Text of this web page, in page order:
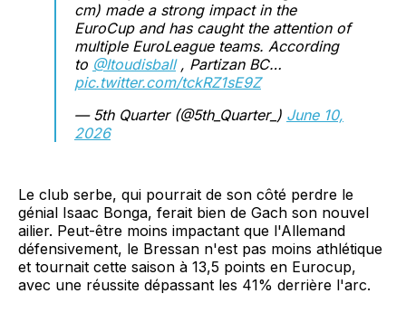
cm) made a strong impact in the
EuroCup and has caught the attention of
multiple EuroLeague teams. According
to @Itoudisball, Partizan BC…
pic.twitter.com/tckRZ1sE9Z
— 5th Quarter (@5th_Quarter_) June 10,
2026
Le club serbe, qui pourrait de son côté perdre le
génial Isaac Bonga, ferait bien de Gach son nouvel
ailier. Peut-être moins impactant que l'Allemand
défensivement, le Bressan n'est pas moins athlétique
et tournait cette saison à 13,5 points en Eurocup,
avec une réussite dépassant les 41% derrière l'arc.